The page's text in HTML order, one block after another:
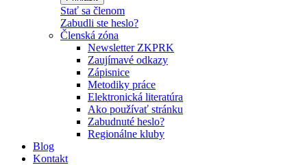
Stať sa členom
Zabudli ste heslo?
Členská zóna
Newsletter ZKPRK
Zaujímavé odkazy
Zápisnice
Metodiky práce
Elektronická literatúra
Ako používať stránku
Zabudnuté heslo?
Regionálne kluby
Blog
Kontakt